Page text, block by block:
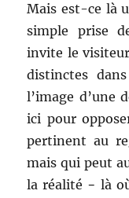
Mais est-ce là
simple prise
invite le
distinctes
l’image d’une
ici pour
pertinent au
mais qui peut
la réalité − là